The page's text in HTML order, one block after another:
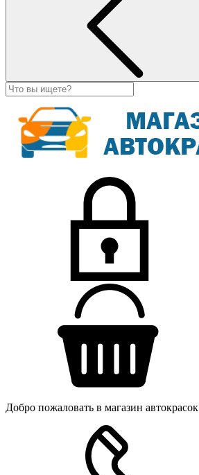
Добро пожаловать в магазин автокрасок